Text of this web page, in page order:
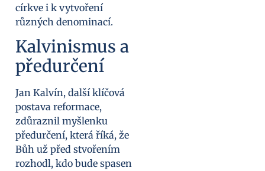
církve i k vytvoření
různých denominací.
Kalvinismus a
předurčení
Jan Kalvín, další klíčová
postava reformace,
zdůraznil myšlenku
předurčení, která říká, že
Bůh už před stvořením
rozhodl, kdo bude spasen